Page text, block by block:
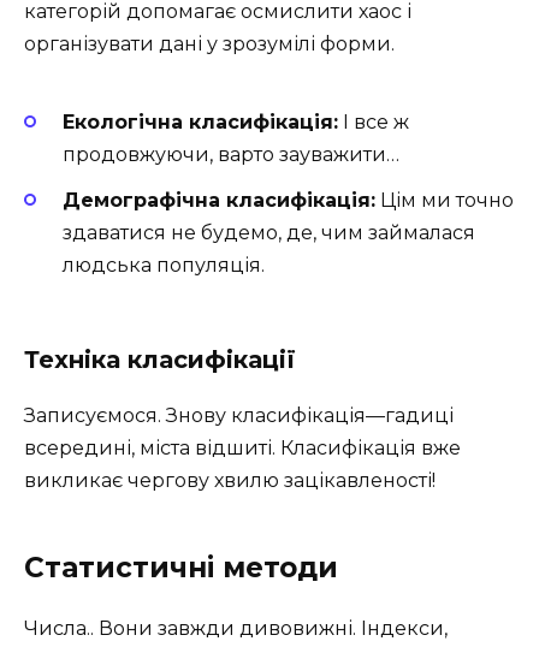
категорій допомагає осмислити хаос і
організувати дані у зрозумілі форми.
Екологічна класифікація: І все ж
продовжуючи, варто зауважити…
Демографічна класифікація: Цім ми точно
здаватися не будемо, де, чим займалася
людська популяція.
Техніка класифікації
Записуємося. Знову класифікація—гадиці
всередині, міста відшиті. Класифікація вже
викликає чергову хвилю зацікавленості!
Статистичні методи
Числа.. Вони завжди дивовижні. Індекси,